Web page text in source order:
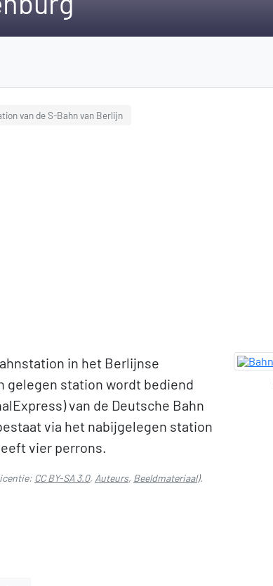
van de S-Bahn van Berlijn
in het Berlijnse
gelegen station wordt bediend
van de Deutsche Bahn
via het nabijgelegen station
vier perrons.
CC BY-SA 3.0, Auteurs, Beeldmateriaal).